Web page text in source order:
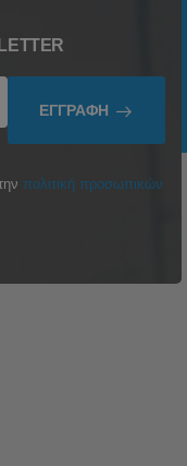
ΕΓΓΡΑΦΉ
πολιτική προσωπικών